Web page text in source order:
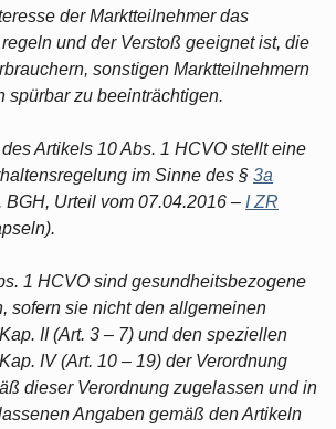
der Marktteilnehmer das
und der Verstoß geeignet ist, die
sonstigen Marktteilnehmern
spürbar zu beeinträchtigen.
Artikels 10 Abs. 1 HCVO stellt eine
im Sinne des § 3a
BGH, Urteil vom 07.04.2016 – I ZR
1 HCVO sind gesundheitsbezogene
sofern sie nicht den allgemeinen
II (Art. 3 – 7) und den speziellen
IV (Art. 10 – 19) der Verordnung
dieser Verordnung zugelassen und in
Angaben gemäß den Artikeln